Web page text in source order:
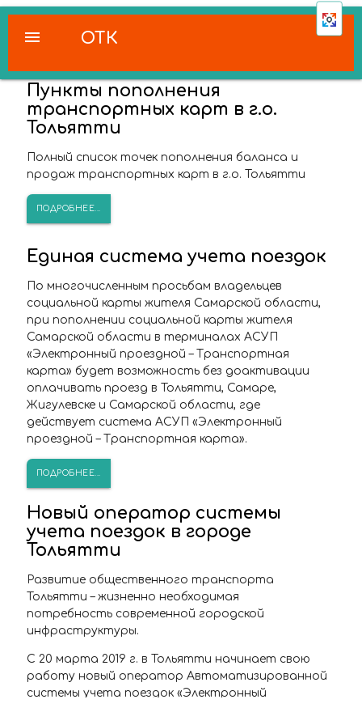
ОТК
menu
Пункты пополнения
транспортных карт в г.о.
Тольятти
Полный список точек пополнения баланса и
продаж транспортных карт в г.о. Тольятти
ПОДРОБНЕЕ...
Единая система учета поездок
По многочисленным просьбам владельцев
социальной карты жителя Самарской области,
при пополнении социальной карты жителя
Самарской области в терминалах АСУП
«Электронный проездной – Транспортная
карта» будет возможность без доактивации
оплачивать проезд в Тольятти, Самаре,
Жигулевске и Самарской области, где
действует система АСУП «Электронный
проездной – Транспортная карта».
ПОДРОБНЕЕ...
Новый оператор системы
учета поездок в городе
Тольятти
Развитие общественного транспорта
Тольятти – жизненно необходимая
потребность современной городской
инфраструктуры.
С 20 марта 2019 г. в Тольятти начинает свою
работу новый оператор Автоматизированной
системы учета поездок «Электронный